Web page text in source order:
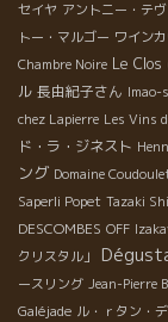
セイヤ アントニー・テ
トー・マルゴー ワイン
Chambre Noire Le
ル 長由紀子さん Imao-
chez Lapierre Les Vins
ド・ラ・ジネスト
ング Domaine
Saperli Popet Tazaki
DESCOMBES OFF
クリスタル」
ースリング Jean-Pierre
Galéjade ル・ｒタン・